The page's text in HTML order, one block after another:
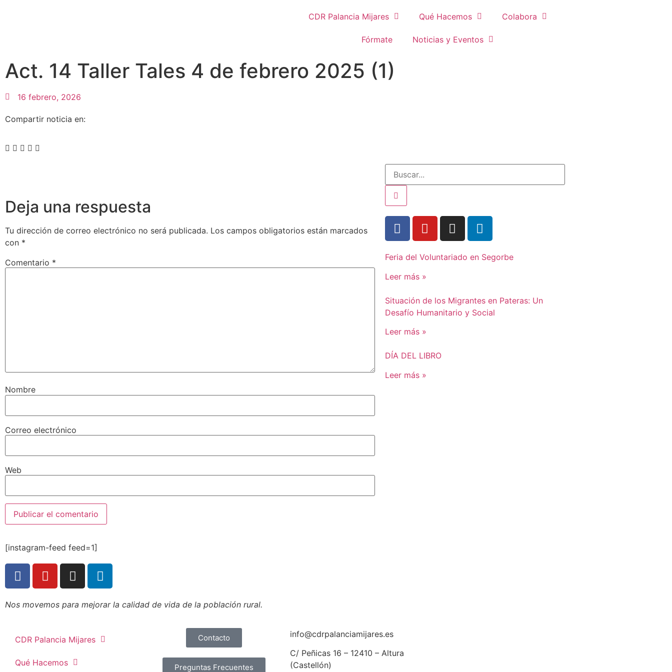
CDR Palancia Mijares Qué Hacemos Colabora
Fórmate Noticias y Eventos
Act. 14 Taller Tales 4 de febrero 2025 (1)
16 febrero, 2026
Compartir noticia en:
Deja una respuesta
Tu dirección de correo electrónico no será publicada. Los campos obligatorios están marcados
con *
Comentario *
Nombre
Correo electrónico
Web
Feria del Voluntariado en Segorbe
Leer más »
Situación de los Migrantes en Pateras: Un
Desafío Humanitario y Social
Leer más »
DÍA DEL LIBRO
Leer más »
[instagram-feed feed=1]
Nos movemos para mejorar la calidad de vida de la población rural.
CDR Palancia Mijares
Qué Hacemos
Contacto
Preguntas Frecuentes
info@cdrpalanciamijares.es
C/ Peñicas 16 – 12410 – Altura
(Castellón)